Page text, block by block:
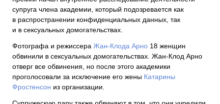
супруга члена академии, который подозревается как
в распространении конфиденциальных данных, так
и в сексуальных домогательствах.
Фотографа и режиссера Жан-Клода Арно 18 женщин
обвинили в сексуальных домогательствах. Жан-Клод Арно
отверг все обвинения, но после этого академики
проголосовали за исключение его жены Катарины
Фростенсон из организации.